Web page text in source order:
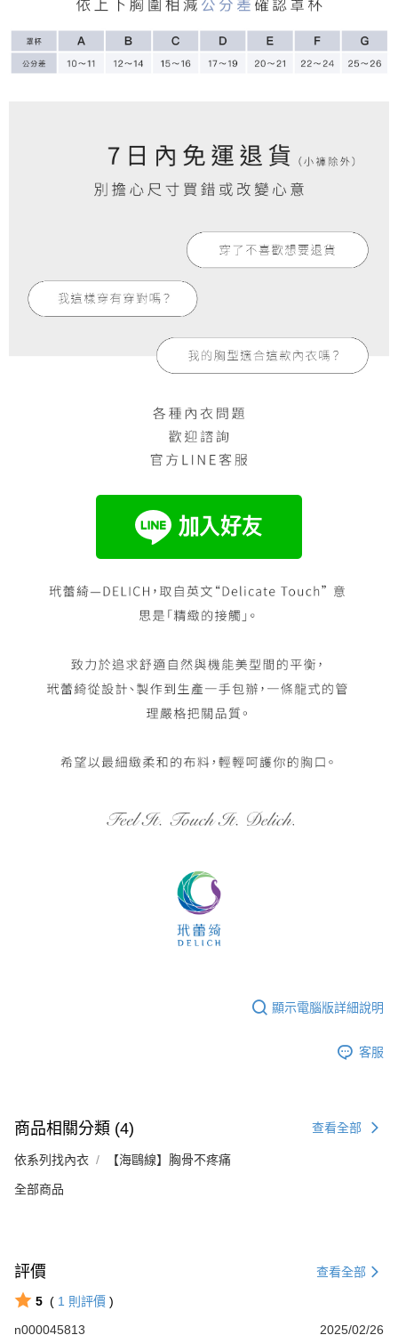
顯示電腦版詳細說明
客服
商品相關分類 (4) 查看全部
依系列找內衣 【海鷗線】胸骨不疼痛
全部商品
評價 查看全部
5 ( 1 則評價 )
n000045813
2025/02/26